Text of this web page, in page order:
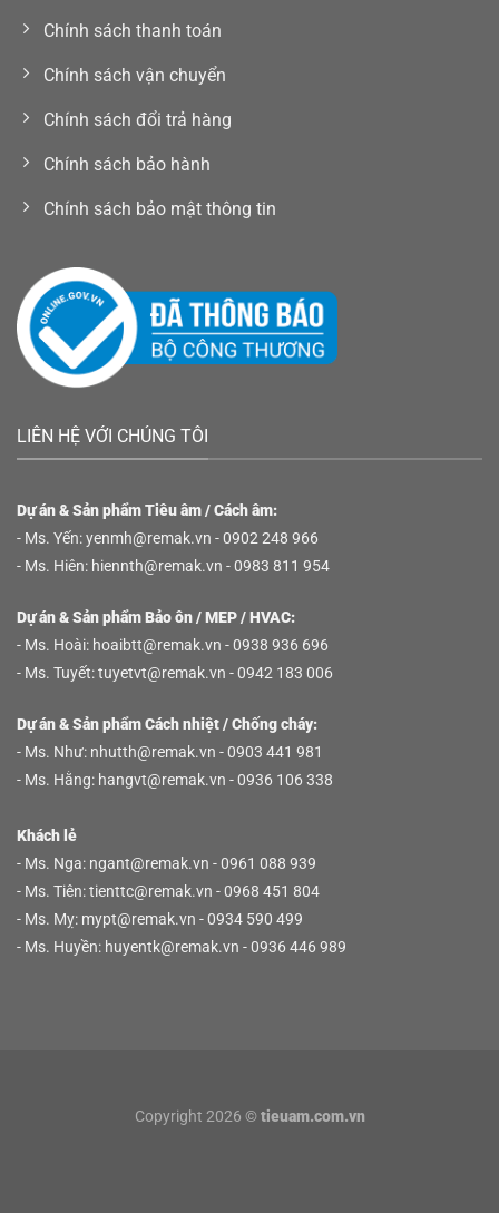
Chính sách thanh toán
Chính sách vận chuyển
Chính sách đổi trả hàng
Chính sách bảo hành
Chính sách bảo mật thông tin
LIÊN HỆ VỚI CHÚNG TÔI
Dự án & Sản phẩm Tiêu âm / Cách âm:
- Ms. Yến:yenmh@remak.vn - 0902 248 966
- Ms. Hiên: hiennth@remak.vn - 0983 811 954
Dự án & Sản phẩm Bảo ôn / MEP / HVAC:
- Ms. Hoài: hoaibtt@remak.vn - 0938 936 696
- Ms. Tuyết:tuyetvt@remak.vn - 0942 183 006
Dự án & Sản phẩm Cách nhiệt / Chống cháy:
- Ms. Như: nhutth@remak.vn - 0903 441 981
- Ms. Hằng: hangvt@remak.vn - 0936 106 338
Khách lẻ
- Ms. Nga: ngant@remak.vn - 0961 088 939
- Ms. Tiên:tienttc@remak.vn - 0968 451 804
- Ms. Mỵ: mypt@remak.vn - 0934 590 499
- Ms. Huyền: huyentk@remak.vn - 0936 446 989
Copyright 2026 © tieuam.com.vn